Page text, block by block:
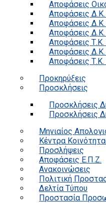
Αποφάσεις
Αποφάσεις
Αποφάσεις Δ.Κ.
Αποφάσεις Δ.Κ.
Αποφάσεις Τ.Κ.
Αποφάσεις
Αποφάσεις Τ.Κ.
Προκηρύξεις
Προσκλήσεις
Προσκλήσεις
Προσκλήσεις
Μηνιαίος
Κέντρα
Προσλήψεις
Αποφάσεις Ε.Π.Ζ.
Ανακοινώσεις
Πολιτική
Δελτία Τύπου
Προστασία